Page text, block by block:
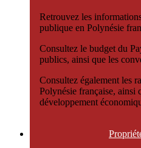
Retrouvez les
publique en Polynésie
Consultez le budget du
publics, ainsi que les
Consultez également les
Polynésie française, ainsi
développement